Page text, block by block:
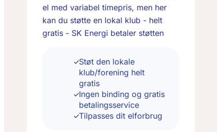
el med variabel timepris, men her
kan du støtte en lokal klub - helt
gratis - SK Energi betaler støtten
Støt den lokale
klub/forening helt
gratis
Ingen binding og gratis
betalingsservice
Tilpasses dit elforbrug